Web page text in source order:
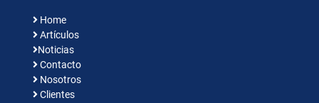
Home
Artículos
Noticias
Contacto
Nosotros
Clientes